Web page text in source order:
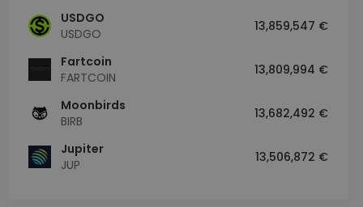
USDGO
USDGO
13,859,547 €
Fartcoin
FARTCOIN
13,809,994 €
Moonbirds
BIRB
13,682,492 €
Jupiter
JUP
13,506,872 €